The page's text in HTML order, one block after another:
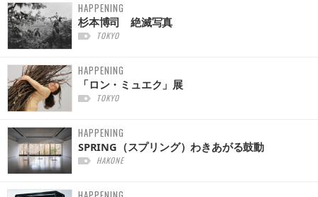
HAPPENING
杉本博司 絶滅写真
TOKYO
HAPPENING
「ロン・ミュエク」展
TOKYO
HAPPENING
SPRING（スプリング）わきあがる鼓動
HAKONE